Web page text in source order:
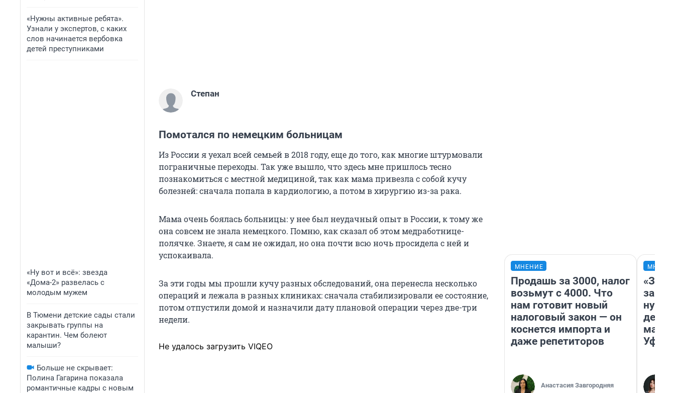
«Нужны активные ребята».
Узнали у экспертов, с каких
слов начинается вербовка
детей преступниками
«Ну вот и всё»: звезда
«Дома-2» развелась с
молодым мужем
В Тюмени детские сады стали
закрывать группы на
карантин. Чем болеют
малыши?
Больше не скрывает:
Полина Гагарина показала
романтичные кадры с новым
Степан
Помотался по немецким больницам
Из России я уехал всей семьей в 2018 году, еще до того, как многие штурмовали
пограничные переходы. Так уже вышло, что здесь мне пришлось тесно
познакомиться с местной медициной, так как мама привезла с собой кучу
болезней: сначала попала в кардиологию, а потом в хирургию из-за рака.
Мама очень боялась больницы: у нее был неудачный опыт в России, к тому же
она совсем не знала немецкого. Помню, как сказал об этом медработнице-
полячке. Знаете, я сам не ожидал, но она почти всю ночь просидела с ней и
успокаивала.
За эти годы мы прошли кучу разных обследований, она перенесла несколько
операций и лежала в разных клиниках: сначала стабилизировали ее состояние,
потом отпустили домой и назначили дату плановой операции через две-три
недели.
Не удалось загрузить VIQEO
МНЕНИЕ
Продашь за 3000, налог
возьмут с 4000. Что
нам готовит новый
налоговый закон — он
коснется импорта и
даже репетиторов
Анастасия Завгородняя
дела
Уфа